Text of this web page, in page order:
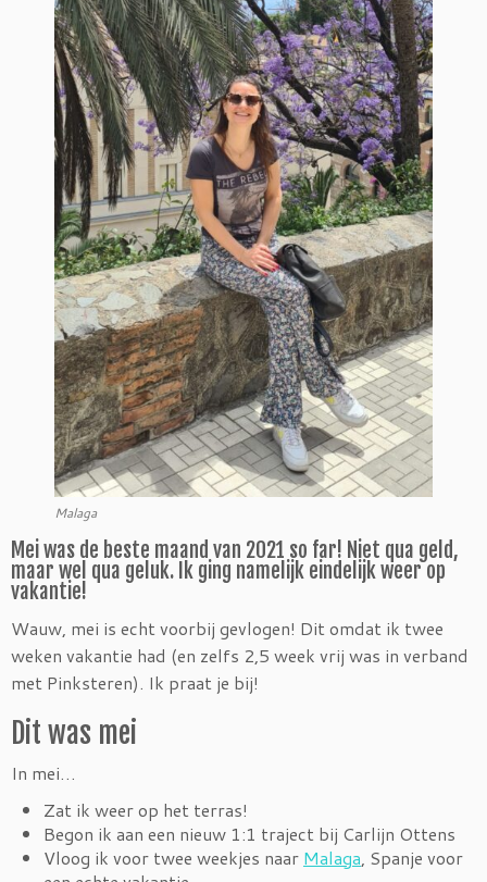
Malaga
Mei was de beste maand van 2021 so far! Niet qua geld,
maar wel qua geluk. Ik ging namelijk eindelijk weer op
vakantie!
Wauw, mei is echt voorbij gevlogen! Dit omdat ik twee
weken vakantie had (en zelfs 2,5 week vrij was in verband
met Pinksteren). Ik praat je bij!
Dit was mei
In mei…
Zat ik weer op het terras!
Begon ik aan een nieuw 1:1 traject bij Carlijn Ottens
Vloog ik voor twee weekjes naar Malaga, Spanje voor